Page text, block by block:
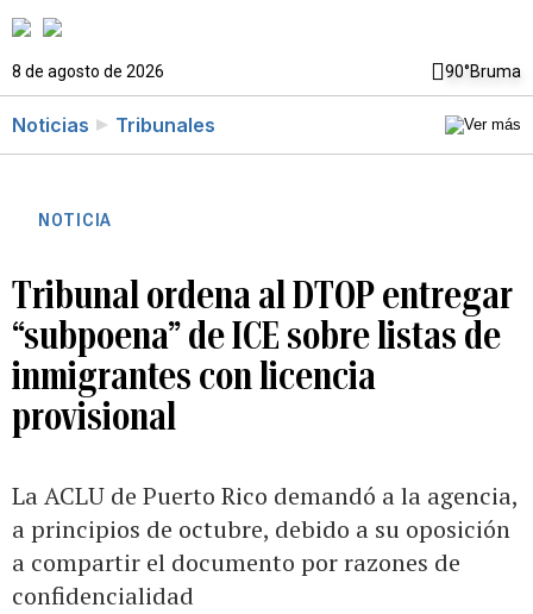
8 de agosto de 2026 90°Bruma
Noticias Tribunales
NOTICIA
Tribunal ordena al DTOP entregar
“subpoena” de ICE sobre listas de
inmigrantes con licencia
provisional
La ACLU de Puerto Rico demandó a la agencia,
a principios de octubre, debido a su oposición
a compartir el documento por razones de
confidencialidad